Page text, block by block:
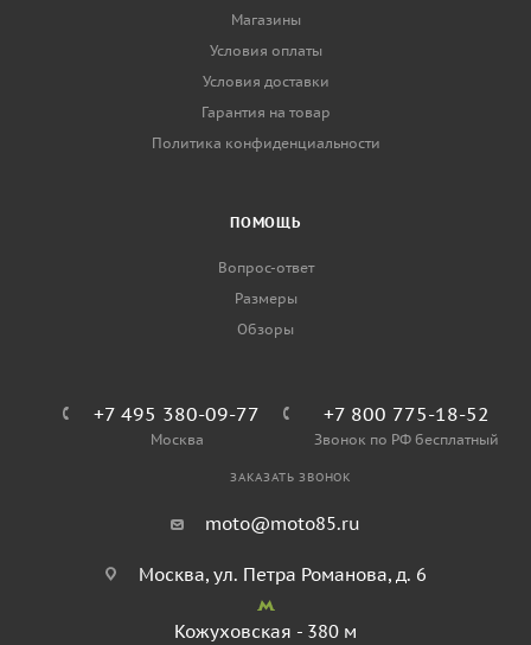
Магазины
Условия оплаты
Условия доставки
Гарантия на товар
Политика конфиденциальности
ПОМОЩЬ
Вопрос-ответ
Размеры
Обзоры
+7 495 380-09-77
Москва
+7 800 775-18-52
Звонок по РФ бесплатный
ЗАКАЗАТЬ ЗВОНОК
moto@moto85.ru
Москва, ул. Петра Романова, д. 6
Кожуховская - 380 м